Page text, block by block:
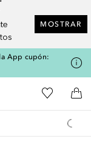
MOSTRAR
App cupón:
Douglas HomeMi lista de
A